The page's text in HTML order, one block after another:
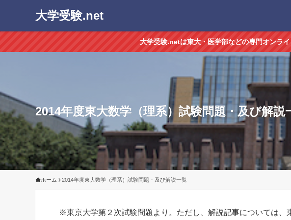
大学受験.net
大学受験.netは東大・医学部などの専門オンラ
2014年度東大数学（理系）試験問題・及び解説
ホーム 2014年度東大数学（理系）試験問題・及び解説一覧
※東京大学第２次試験問題より。ただし、解説記事については、